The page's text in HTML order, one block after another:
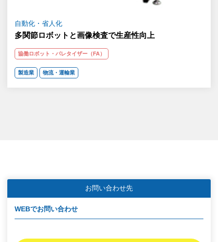
自動化・省人化
多関節ロボットと画像検査で生産性向上
協働ロボット・パレタイザー（FA）
製造業 物流・運輸業
お問い合わせ先
WEBでお問い合わせ